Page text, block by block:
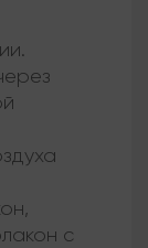
с